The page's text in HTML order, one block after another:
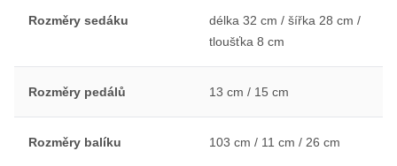
Rozměry sedáku
délka 32 cm / šířka 28 cm /
tloušťka 8 cm
Rozměry pedálů 13 cm / 15 cm
Rozměry balíku 103 cm / 11 cm / 26 cm